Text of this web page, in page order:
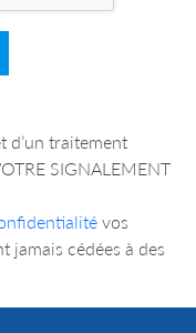
d’un traitement
SIGNALEMENT
vos
jamais cédées à des